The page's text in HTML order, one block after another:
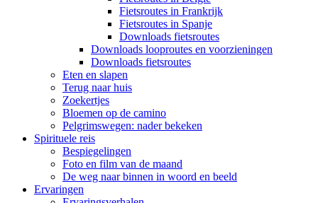
Fietsroutes in Frankrijk
Fietsroutes in Spanje
Downloads fietsroutes
Downloads looproutes en voorzieningen
Downloads fietsroutes
Eten en slapen
Terug naar huis
Zoekertjes
Bloemen op de camino
Pelgrimswegen: nader bekeken
Spirituele reis
Bespiegelingen
Foto en film van de maand
De weg naar binnen in woord en beeld
Ervaringen